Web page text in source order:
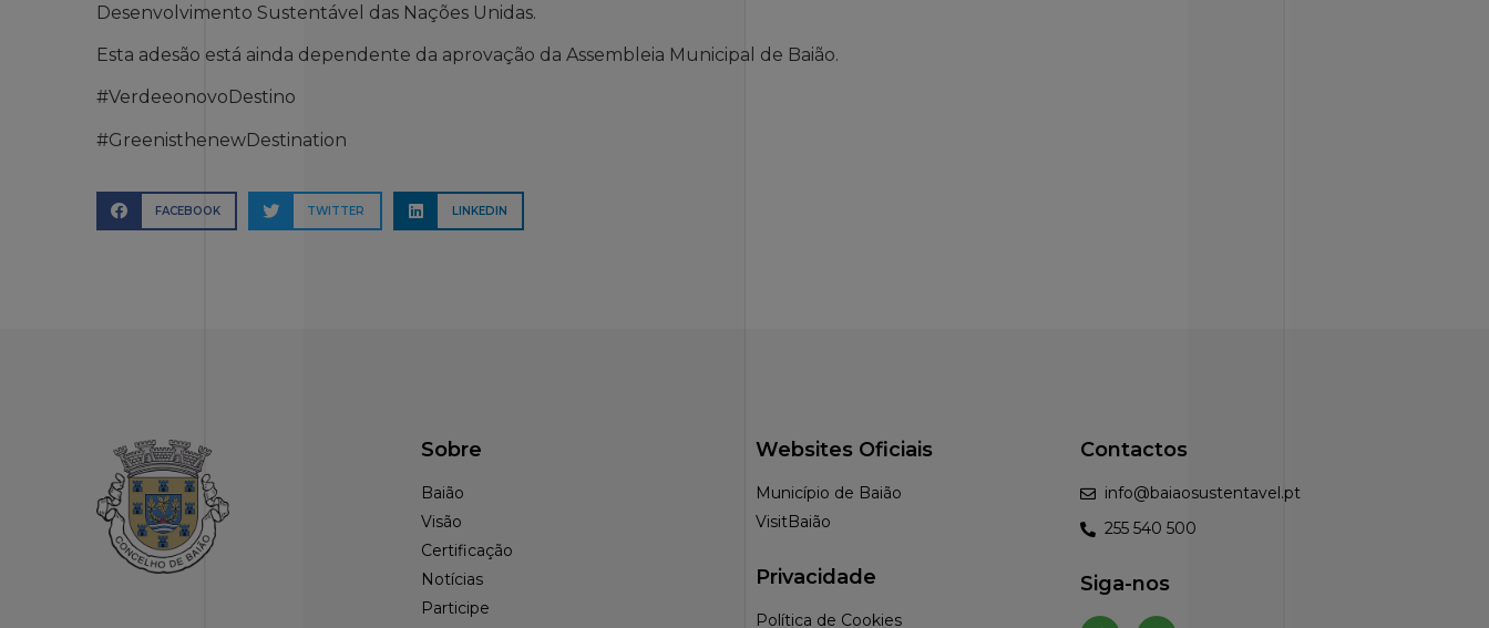
Desenvolvimento Sustentável das Nações Unidas.
Esta adesão está ainda dependente da aprovação da Assembleia Municipal de Baião.
#VerdeeonovoDestino
#GreenisthenewDestination
FACEBOOK TWITTER LINKEDIN
Sobre
Baião
Visão
Certificação
Notícias
Participe
Websites Oficiais
Município de Baião
VisitBaião
Privacidade
Política de Cookies
Contactos
info@baiaosustentavel.pt
255 540 500
Siga-nos